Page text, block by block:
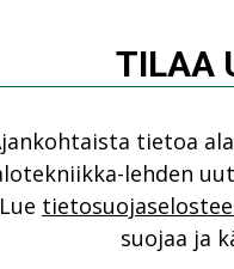
TILAA
tietoa
lehden
Lue
suojaa ja